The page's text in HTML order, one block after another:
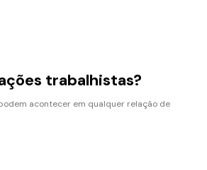
trabalhistas?
acontecer em qualquer relação de